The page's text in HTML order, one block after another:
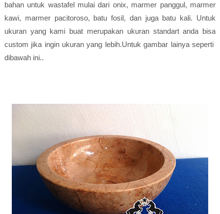
bahan untuk wastafel mulai dari onix, marmer panggul, marmer
kawi, marmer pacitoroso, batu fosil, dan juga batu kali. Untuk
ukuran yang kami buat merupakan ukuran standart anda bisa
custom jika ingin ukuran yang lebih.Untuk gambar lainya seperti
dibawah ini..